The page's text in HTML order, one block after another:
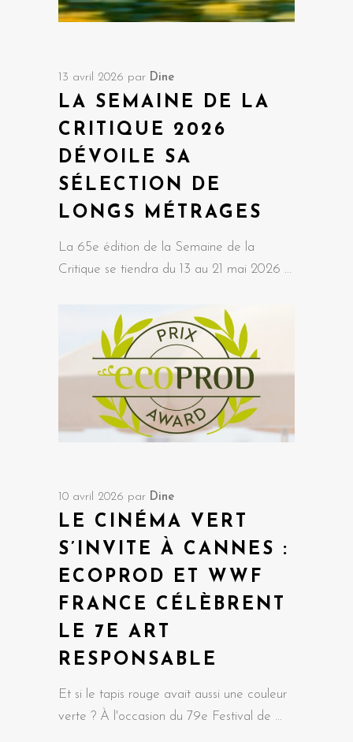
13 avril 2026 par Dine
LA SEMAINE DE LA
CRITIQUE 2026
DÉVOILE SA
SÉLECTION DE
LONGS MÉTRAGES
La 65e édition de la Semaine de la
Critique se tiendra du 13 au 21 mai 2026
10 avril 2026 par Dine
LE CINÉMA VERT
S’INVITE À CANNES :
ECOPROD ET WWF
FRANCE CÉLÈBRENT
LE 7E ART
RESPONSABLE
Et si le tapis rouge avait aussi une couleur
verte ? À l'occasion du 79e Festival de